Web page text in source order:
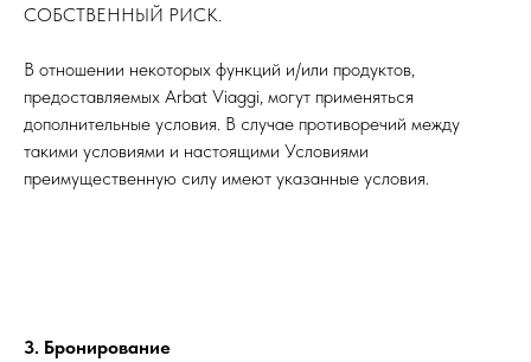
СОБСТВЕННЫЙ РИСК.
В отношении некоторых функций и/или продуктов,
предоставляемых Arbat Viaggi, могут применяться
дополнительные условия. В случае противоречий между
такими условиями и настоящими Условиями
преимущественную силу имеют указанные условия.
3. Бронирование